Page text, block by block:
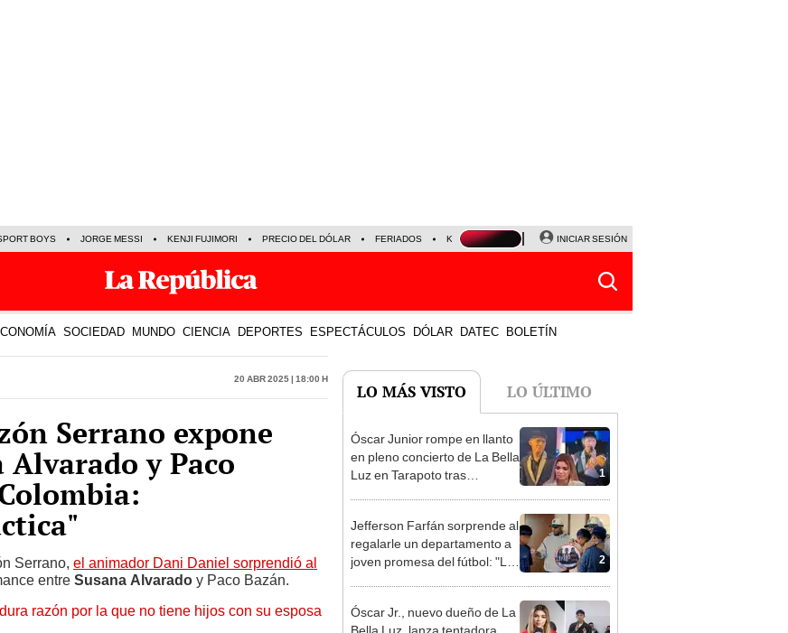
BOYS JORGE MESSI KENJI FUJIMORI PRECIO DEL DÓLAR FERIADOS KEIKO FUJIMORI NALDY SALDAÑA
INICIAR SESIÓN
SOCIEDAD MUNDO CIENCIA DEPORTES ESPECTÁCULOS DÓLAR DATEC BOLETÍN
20 Abr 2025 | 18:00 h
Serrano expone
Alvarado y Paco
Serrano, el animador Dani Daniel sorprendió al
entre Susana Alvarado y Paco Bazán.
razón por la que no tiene hijos con su esposa
LO MÁS VISTO LO ÚLTIMO
1
Óscar Junior rompe en llanto
en pleno concierto de La Bella
Luz en Tarapoto tras
2
Jefferson Farfán sorprende al
regalarle un departamento a
joven promesa del fútbol: "Lo
Óscar Jr., nuevo dueño de La
Bella Luz, lanza tentadora